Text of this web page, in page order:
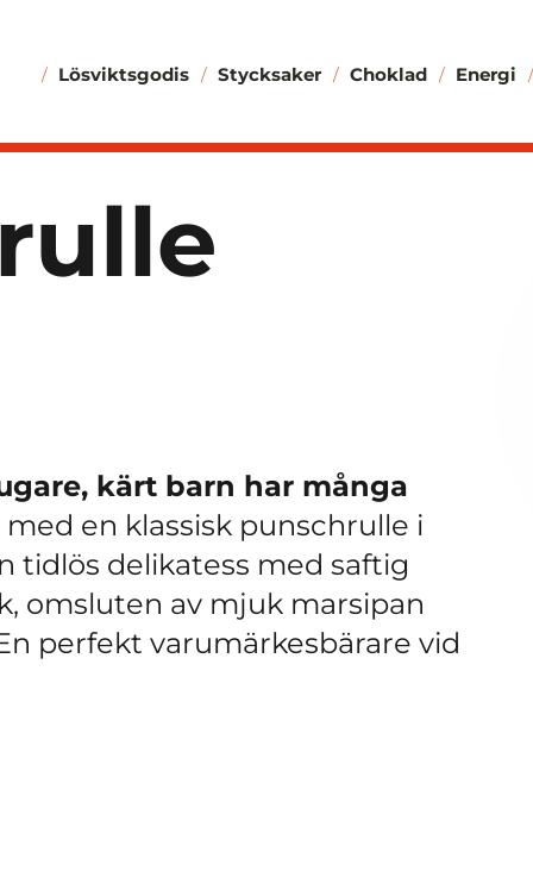
Lösviktsgodis Stycksaker Choklad Energi
kärt barn har många
en klassisk punschrulle i
tidlös delikatess med saftig
omsluten av mjuk marsipan
perfekt varumärkesbärare vid